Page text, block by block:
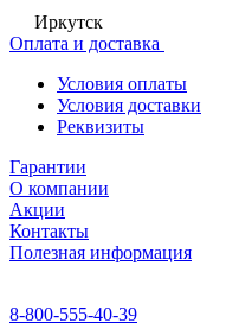
Иркутск
Оплата и доставка
Условия оплаты
Условия доставки
Реквизиты
Гарантии
О компании
Акции
Контакты
Полезная информация
8-800-555-40-39